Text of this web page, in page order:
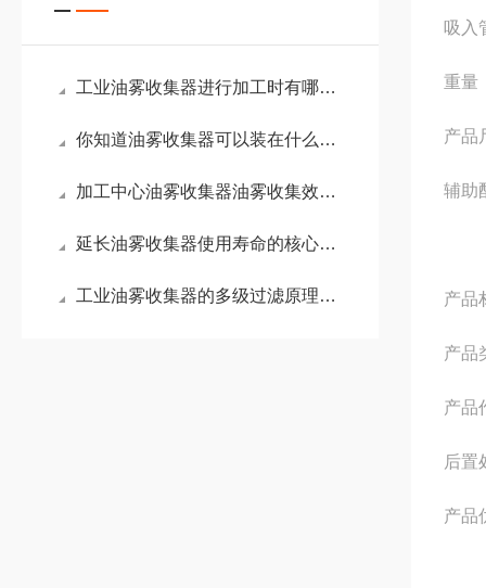
工业油雾收集器进行加工时有哪些要求？
你知道油雾收集器可以装在什么位置吗？
加工中心油雾收集器油雾收集效果不佳的5大诱因及针对性解决策略
延长油雾收集器使用寿命的核心措施
工业油雾收集器的多级过滤原理与参数优化
吸入
重量
产品
辅助
产品
产品
产品
后置
产品